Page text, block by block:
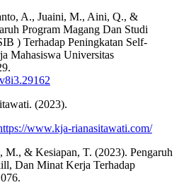
A., Juaini, M., Aini, Q., &
Program Magang Dan Studi
) Terhadap Peningkatan Self-
Mahasiswa Universitas
(2023).
www.kja-rianasitawati.com/
M., & Kesiapan, T. (2023). Pengaruh
Dan Minat Kerja Terhadap